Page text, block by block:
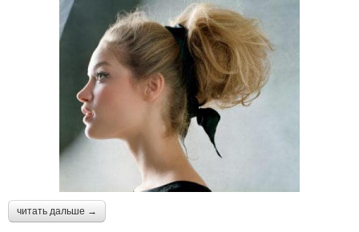
читать дальше →